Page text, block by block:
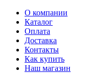
О компании
Каталог
Оплата
Доставка
Контакты
Как купить
Наш магазин